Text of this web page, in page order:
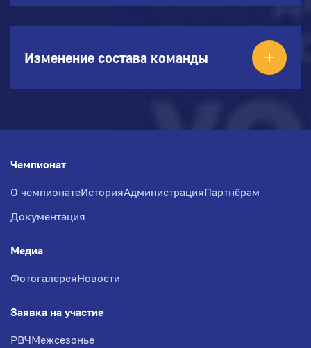
Изменение состава команды
Чемпионат
О чемпионатеИсторияАдминистрацияПартнёрам
Документация
Медиа
ФотогалереяНовости
Заявка на участие
РВЧМежсезонье